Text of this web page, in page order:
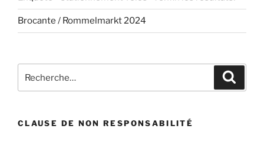
Brocante / Rommelmarkt 2024
pour
CLAUSE DE NON RESPONSABILITÉ